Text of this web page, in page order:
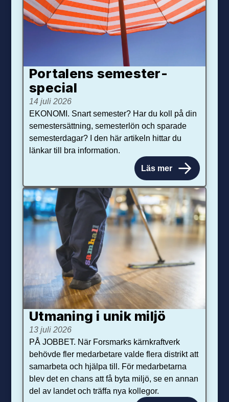
Portalens semester­
special
14 juli 2026
EKONOMI. Snart semester? Har du koll på din
semestersättning, semesterlön och sparade
semesterdagar? I den här artikeln hittar du
länkar till bra information.
Läs mer
Utmaning i unik miljö
13 juli 2026
PÅ JOBBET. När Forsmarks kärnkraftverk
behövde fler medarbetare valde flera distrikt att
samarbeta och hjälpa till. För medarbetarna
blev det en chans att få byta miljö, se en annan
del av landet och träffa nya kollegor.